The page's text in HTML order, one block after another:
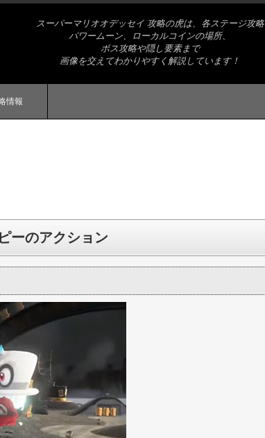
スーパーマリオオデッセイ 攻略の虎は、各ステージ攻略
パワームーン、ローカルコインの場所、
ボス攻略や隠し要素まで
画像を交えてわかりやすく解説しています！
情報
ーのアクション